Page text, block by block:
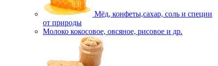
Мёд, конфеты,сахар, соль и специи
от природы
Молоко кокосовое, овсяное, рисовое и др.